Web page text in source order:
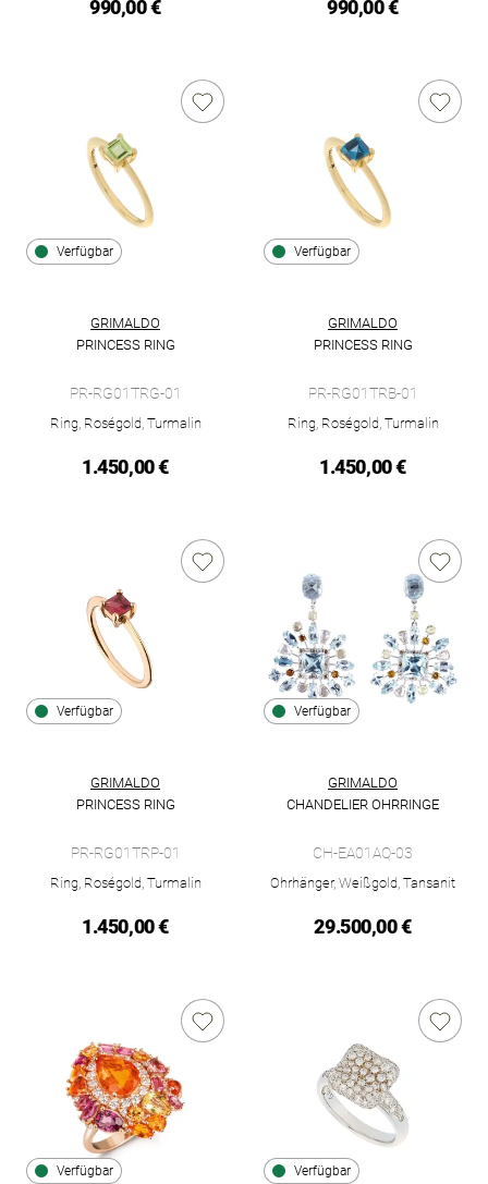
990,00 € 990,00 €
Verfügbar
GRIMALDO
PRINCESS RING
PR-RG01TRG-01
Ring, Roségold, Turmalin
1.450,00 €
Verfügbar
GRIMALDO
PRINCESS RING
PR-RG01TRB-01
Ring, Roségold, Turmalin
1.450,00 €
Verfügbar
GRIMALDO
PRINCESS RING
PR-RG01TRP-01
Ring, Roségold, Turmalin
1.450,00 €
Verfügbar
GRIMALDO
CHANDELIER OHRRINGE
CH-EA01AQ-03
Ohrhänger, Weißgold, Tansanit
29.500,00 €
Verfügbar Verfügbar